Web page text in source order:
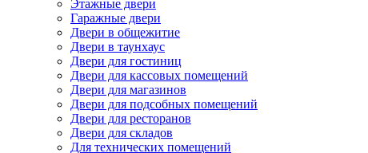
Этажные двери
Гаражные двери
Двери в общежитие
Двери в таунхаус
Двери для гостиниц
Двери для кассовых помещений
Двери для магазинов
Двери для подсобных помещений
Двери для ресторанов
Двери для складов
Для технических помещений